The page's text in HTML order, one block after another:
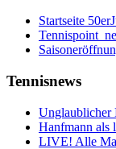
Startseite
Tennisnews
Unglaublicher
Hanfmann als
LIVE! Alle